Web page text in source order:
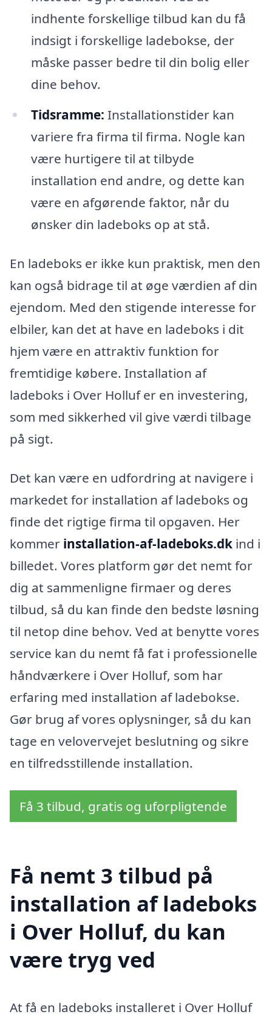
indhente forskellige tilbud kan du få
indsigt i forskellige ladebokse, der
måske passer bedre til din bolig eller
dine behov.
Tidsramme: Installationstider kan
variere fra firma til firma. Nogle kan
være hurtigere til at tilbyde
installation end andre, og dette kan
være en afgørende faktor, når du
ønsker din ladeboks op at stå.
En ladeboks er ikke kun praktisk, men den
kan også bidrage til at øge værdien af din
ejendom. Med den stigende interesse for
elbiler, kan det at have en ladeboks i dit
hjem være en attraktiv funktion for
fremtidige købere. Installation af
ladeboks i Over Holluf er en investering,
som med sikkerhed vil give værdi tilbage
på sigt.
Det kan være en udfordring at navigere i
markedet for installation af ladeboks og
finde det rigtige firma til opgaven. Her
kommer installation-af-ladeboks.dk ind i
billedet. Vores platform gør det nemt for
dig at sammenligne firmaer og deres
tilbud, så du kan finde den bedste løsning
til netop dine behov. Ved at benytte vores
service kan du nemt få fat i professionelle
håndværkere i Over Holluf, som har
erfaring med installation af ladebokse.
Gør brug af vores oplysninger, så du kan
tage en velovervejet beslutning og sikre
en tilfredsstillende installation.
Få 3 tilbud, gratis og uforpligtende
Få nemt 3 tilbud på
installation af ladeboks
i Over Holluf, du kan
være tryg ved
At få en ladeboks installeret i Over Holluf